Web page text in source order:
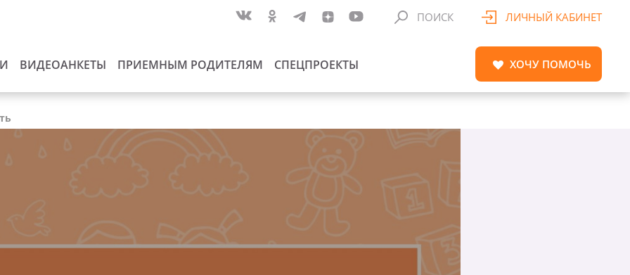
ВИДЕОАНКЕТЫ ПРИЕМНЫМ РОДИТЕЛЯМ СПЕЦПРОЕКТЫ
ПОИСК ЛИЧНЫЙ КАБИНЕТ
ХОЧУ ПОМОЧЬ